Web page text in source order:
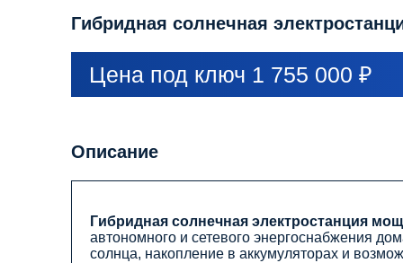
Гибридная солнечная
Цена под ключ 1 755 000 ₽
Описание
Гибридная солнечная электростанция
автономного и сетевого энергоснабжения
солнца, накопление в аккумуляторах и